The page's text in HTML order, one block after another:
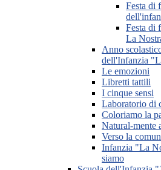
Festa di
Festa di
La
Anno
dell'Infanzia
Le emozioni
Libretti tattili
I cinque sensi
Laboratorio di
Coloriamo la
Natural-mente
Verso la
Infanzia "La
siamo